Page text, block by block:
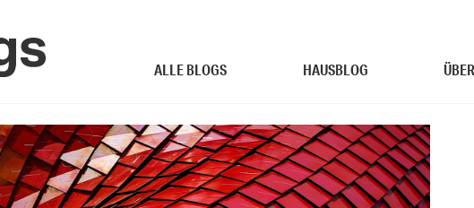
ALLE BLOGS HAUSBLOG